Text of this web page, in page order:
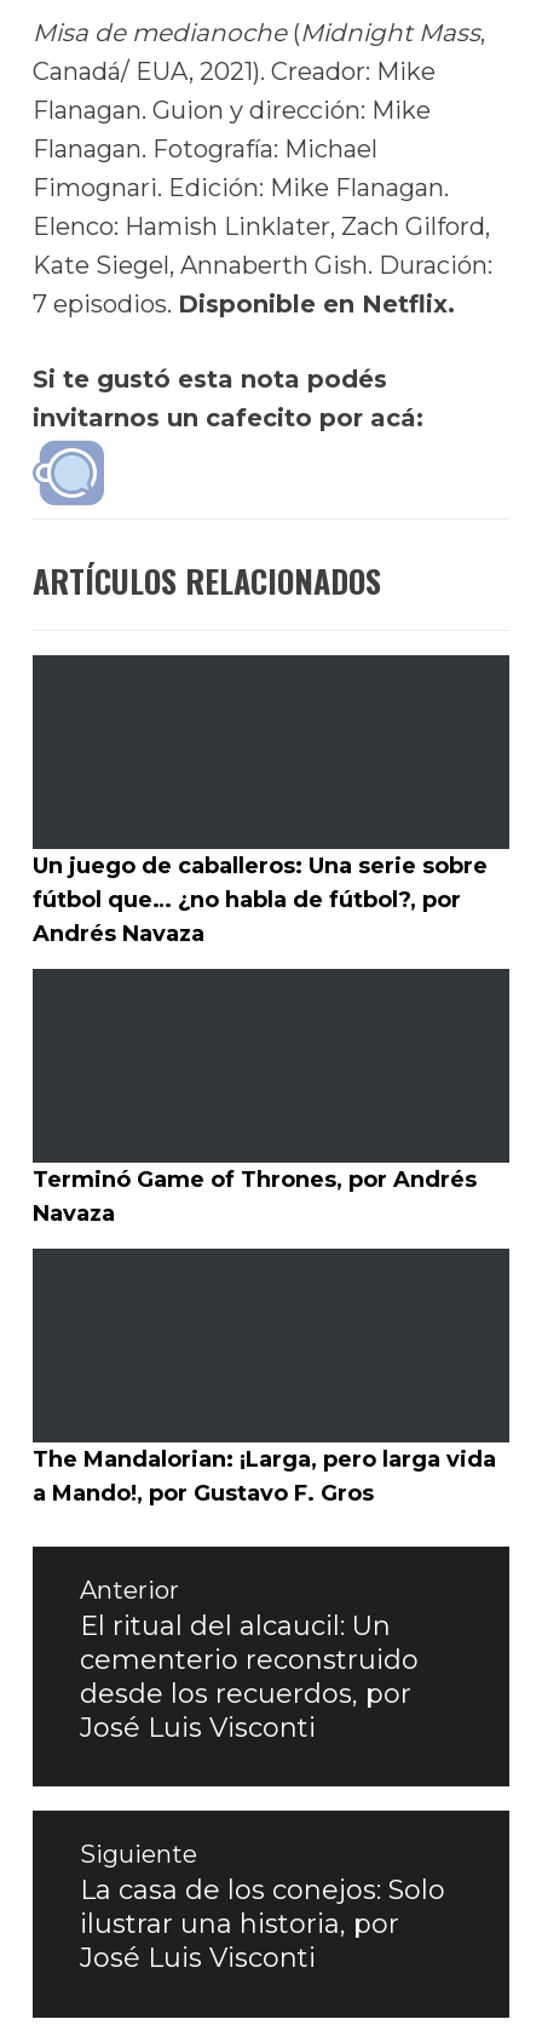
Misa de medianoche (Midnight Mass,
Canadá/ EUA, 2021). Creador: Mike
Flanagan. Guion y dirección: Mike
Flanagan. Fotografía: Michael
Fimognari. Edición: Mike Flanagan.
Elenco: Hamish Linklater, Zach Gilford,
Kate Siegel, Annaberth Gish. Duración:
7 episodios. Disponible en Netflix.
Si te gustó esta nota podés
invitarnos un cafecito por acá:
ARTÍCULOS RELACIONADOS
Un juego de caballeros: Una serie sobre
fútbol que… ¿no habla de fútbol?, por
Andrés Navaza
Terminó Game of Thrones, por Andrés
Navaza
The Mandalorian: ¡Larga, pero larga vida
a Mando!, por Gustavo F. Gros
Navegación
entradas
Anterior
Entrada
anterior:
El ritual del alcaucil: Un
cementerio reconstruido
desde los recuerdos, por
José Luis Visconti
Siguiente
Entrada
siguiente:
La casa de los conejos: Solo
ilustrar una historia, por
José Luis Visconti